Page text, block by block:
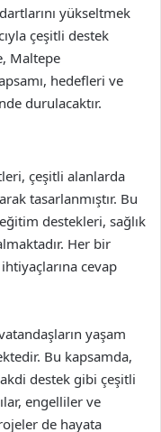
yükseltmek
çeşitli destek
Maltepe
hedefleri ve
durulacaktır.
çeşitli alanlarda
tasarlanmıştır. Bu
destekleri, sağlık
Her bir
cevap
yaşam
Bu kapsamda,
destek gibi çeşitli
engelliler ve
de hayata